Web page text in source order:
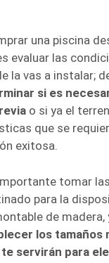
una piscina
evaluar las
la vas a instalar;
si es
o si ya el
que se
exitosa.
tomar
para la
de madera,
los tamaños
te servirán para